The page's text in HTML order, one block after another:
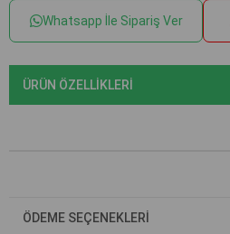
Whatsapp İle Sipariş Ver
ÜRÜN ÖZELLIKLERI
ÖDEME SEÇENEKLERI